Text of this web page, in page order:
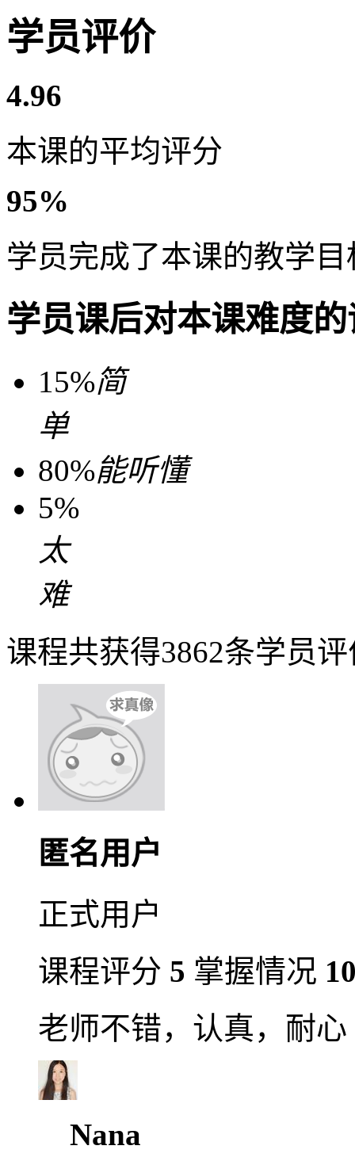
学员评价
4.96
本课的平均评分
95%
学员完成了本课的教学目
学员课后对本课难度
15%简
单
80%能听懂
5%
太
难
课程共获得3862条学员
匿名用户
正式用户
课程评分 5 掌握情况
老师不错，认真，耐心
Nana